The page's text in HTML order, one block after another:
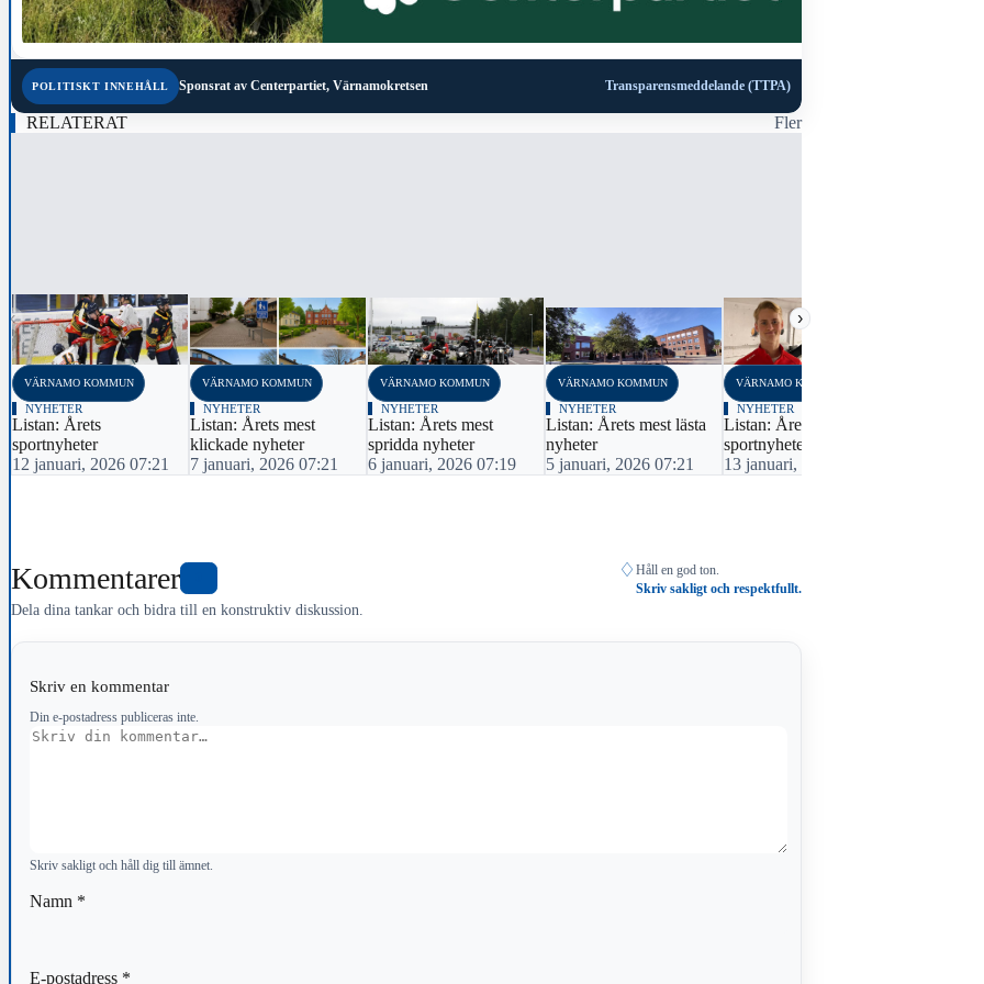
POLITISKT INNEHÅLL Sponsrat av Centerpartiet, Värnamokretsen Transparensmeddelande (TTPA)
RELATERAT Fler
‹ ›
VÄRNAMO KOMMUN
NYHETER
Listan: Årets
sportnyheter
12 januari, 2026 07:21
VÄRNAMO KOMMUN
NYHETER
Listan: Årets mest
klickade nyheter
7 januari, 2026 07:21
VÄRNAMO KOMMUN
NYHETER
Listan: Årets mest
spridda nyheter
6 januari, 2026 07:19
VÄRNAMO KOMMUN
NYHETER
Listan: Årets mest lästa
nyheter
5 januari, 2026 07:21
VÄRNAMO KOMMUN
NYHETER
Listan: Årets
sportnyheter
13 januari, 2025 06:30
Kommentarer
Dela dina tankar och bidra till en konstruktiv diskussion.
♢ Håll en god ton.
Skriv sakligt och respektfullt.
Skriv en kommentar
Din e-postadress publiceras inte.
Kommentar
Skriv sakligt och håll dig till ämnet.
Namn *
E-postadress *